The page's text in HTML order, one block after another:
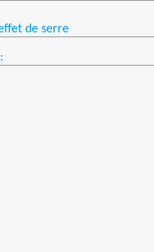
de serre